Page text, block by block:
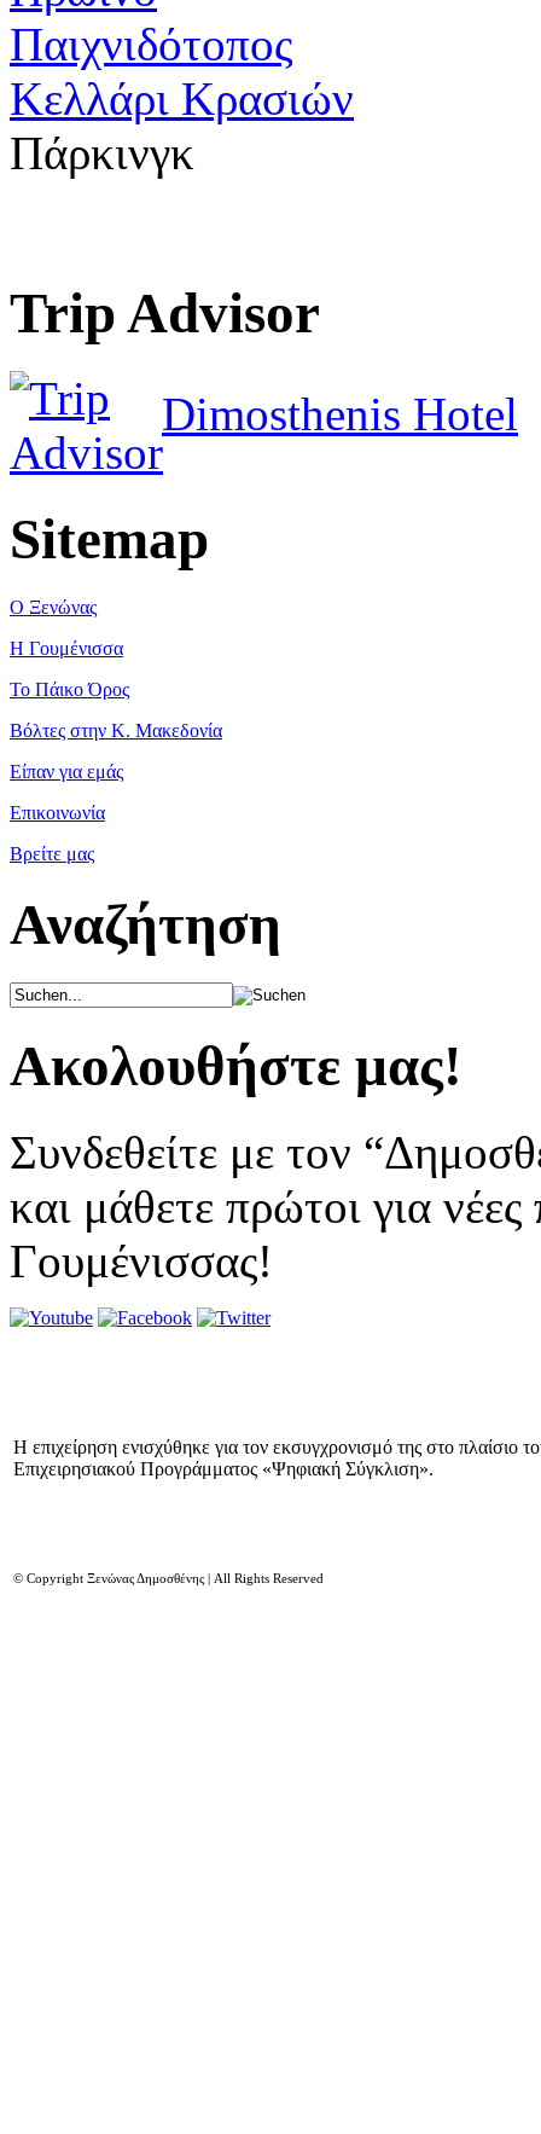
Παιχνιδότοπος
Κελλάρι Κρασιών
Πάρκινγκ
Trip Advisor
Dimosthenis Hotel
Sitemap
Ο Ξενώνας
Η Γουμένισσα
Το Πάικο Όρος
Βόλτες στην Κ. Μακεδονία
Είπαν για εμάς
Επικοινωνία
Βρείτε μας
Αναζήτηση
Ακολουθήστε μας!
Συνδεθείτε με τον
και μάθετε πρώτοι για
Γουμένισσας!
Η επιχείρηση ενισχύθηκε για τον εκσυγχρονισμό της στο πλαίσιο
Επιχειρησιακού Προγράμματος «Ψηφιακή Σύγκλιση».
© Copyright Ξενώνας Δημοσθένης | All Rights Reserved